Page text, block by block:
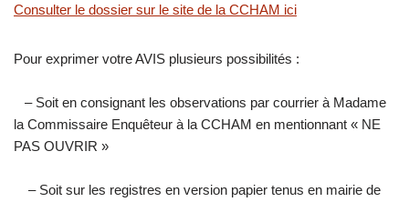
Consulter le dossier sur le site de la CCHAM ici
Pour exprimer votre AVIS plusieurs possibilités :
– Soit en consignant les observations par courrier à Madame
la Commissaire Enquêteur à la CCHAM en mentionnant « NE
PAS OUVRIR »
– Soit sur les registres en version papier tenus en mairie de